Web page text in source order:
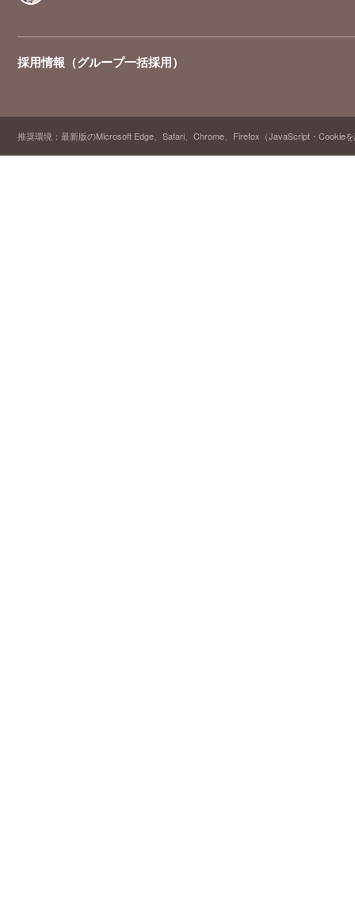
採用情報（グループ一括採用）
推奨環境：最新版のMicrosoft Edge、Safari、Chrome、Firefox（JavaScript・Cookie